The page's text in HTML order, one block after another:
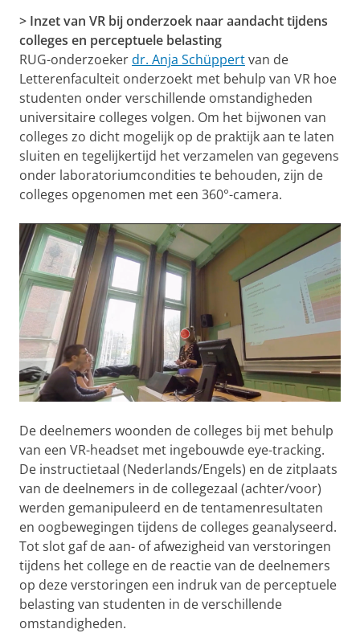
> Inzet van VR bij onderzoek naar aandacht tijdens
colleges en perceptuele belasting
RUG-onderzoekerdr. Anja Schüppertvan de
Letterenfaculteit onderzoekt met behulp van VR hoe
studenten onder verschillende omstandigheden
universitaire colleges volgen. Om het bijwonen van
colleges zo dicht mogelijk op de praktijk aan te laten
sluiten en tegelijkertijd het verzamelen van gegevens
onder laboratoriumcondities te behouden, zijn de
colleges opgenomen met een 360°-camera.
De deelnemers woonden de colleges bij met behulp
van een VR-headset met ingebouwde eye-tracking.
De instructietaal (Nederlands/Engels) en de zitplaats
van de deelnemers in de collegezaal (achter/voor)
werden gemanipuleerd en de tentamenresultaten
en oogbewegingen tijdens de colleges geanalyseerd.
Tot slot gaf de aan- of afwezigheid van verstoringen
tijdens het college en de reactie van de deelnemers
op deze verstoringen een indruk van de perceptuele
belasting van studenten in de verschillende
omstandigheden.